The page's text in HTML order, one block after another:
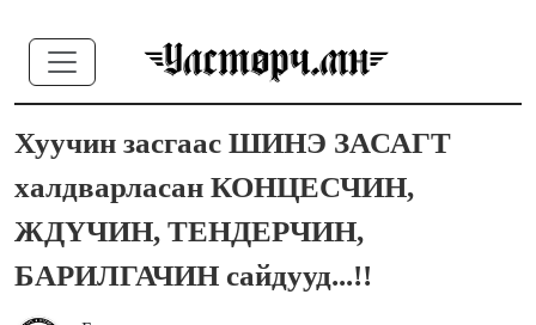
Хуучин засгаас ШИНЭ ЗАСАГТ
халдварласан КОНЦЕСЧИН,
ЖДҮЧИН, ТЕНДЕРЧИН,
БАРИЛГАЧИН сайдууд...!!